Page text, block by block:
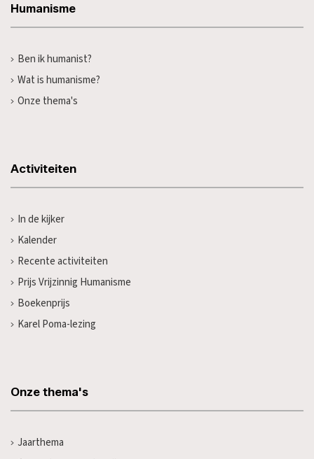
Humanisme
Ben ik humanist?
Wat is humanisme?
Onze thema's
Activiteiten
In de kijker
Kalender
Recente activiteiten
Prijs Vrijzinnig Humanisme
Boekenprijs
Karel Poma-lezing
Onze thema's
Jaarthema